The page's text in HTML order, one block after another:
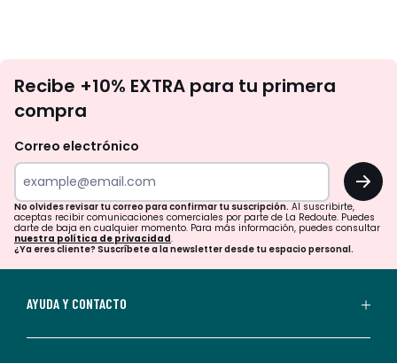
te
tu
para
confirmar
tu
suscripción.
aceptas
Recibe +10% EXTRA para tu primera
compra
Correo electrónico
OK
No olvides revisar tu correo para confirmar tu suscripción. Al suscribirte,
aceptas recibir comunicaciones comerciales por parte de La Redoute. Puedes
darte de baja en cualquier momento. Para más información, puedes consultar
nuestra política de privacidad.
¿Ya eres cliente? Suscríbete a la newsletter desde tu espacio personal.
AYUDA Y CONTACTO